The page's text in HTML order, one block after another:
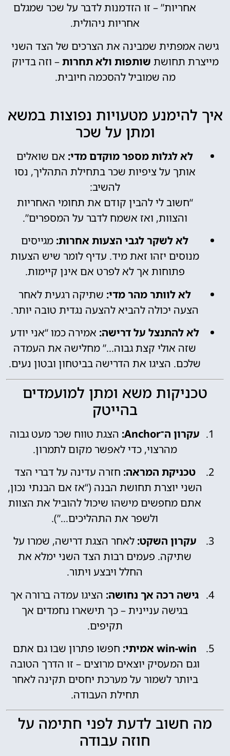
אחריות” – זו הזדמנות לדבר על שכר שמגלם
אחריות ניהולית.
גישה אמפתית שמבינה את הצרכים של הצד השני
מייצרת תחושת שותפות ולא תחרות– וזה בדיוק
מה שמוביל להסכמה חיובית.
איך להימנע מטעויות נפוצות במשא
ומתן על שכר
לא לגלות מספר מוקדם מדי: אם שואלים
אותך על ציפיות שכר בתחילת התהליך, נסו
להשיב:
“חשוב לי להבין קודם את תחומי האחריות
והצוות, ואז אשמח לדבר על המספרים”.
לא לשקר לגבי הצעות אחרות: מגייסים
מנוסים יזהו זאת מיד. עדיף לומר שיש הצעות
פתוחות אך לא לפרט אם אינן קיימות.
לא לוותר מהר מדי: שתיקה רגעית לאחר
הצעה יכולה להביא להצעה נגדית טובה יותר.
לא להתנצל על דרישה: אמירה כמו “אני יודע
שזה אולי קצת גבוה…” מחלישה את העמדה
שלכם. הציגו את הדרישה בביטחון ובטון נעים.
טכניקות משא ומתן למועמדים
בהייטק
עקרון ה־Anchor:
הצגת טווח שכר מעט גבוה
מהרצוי, כדי לאפשר מקום לתמרון.
טכניקת המראה: חזרה עדינה על דברי הצד
השני יוצרת תחושת הבנה (“אז אם הבנתי נכון,
אתם מחפשים מישהו שיכול להוביל את הצוות
ולשפר את התהליכים…”).
עקרון השקט: לאחר הצגת דרישה, שמרו על
שתיקה. פעמים רבות הצד השני ימלא את
החלל ויבצע ויתור.
גישה רכה אך נחושה: הציגו עמדה ברורה אך
בגישה עניינית – כך תישארו נחמדים אך
תקיפים.
win-win אמיתי:
חפשו פתרון שבו גם אתם
וגם המעסיק יוצאים מרוצים – זו הדרך הטובה
ביותר לשמור על מערכת יחסים תקינה לאחר
תחילת העבודה.
מה חשוב לדעת לפני חתימה על
חוזה עבודה